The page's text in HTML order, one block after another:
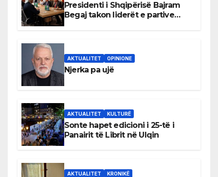
Presidenti i Shqipërisë Bajram
Begaj takon liderët e partive
AKTUALITET OPINIONE
Njerka pa ujë
AKTUALITET KULTURË
Sonte hapet edicioni i 25-të i
Panairit të Librit në Ulqin
AKTUALITET KRONIKË